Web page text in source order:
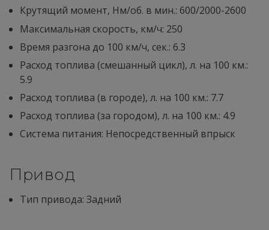
Крутящий момент, Нм/об. в мин.: 600/2000-2600
Максимальная скорость, км/ч: 250
Время разгона до 100 км/ч, сек.: 6.3
Расход топлива (смешанный цикл), л. на 100 км.:
5.9
Расход топлива (в городе), л. на 100 км.: 7.7
Расход топлива (за городом), л. на 100 км.: 4.9
Система питания: Непосредственный впрыск
Привод
Тип привода: Задний